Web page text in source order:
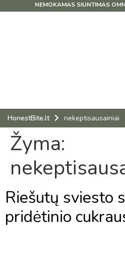
NEMOKAMAS SIUNTIMAS
HonestBite.lt nekeptisausainiai
Žyma:
Riešutų sviesto
pridėtinio